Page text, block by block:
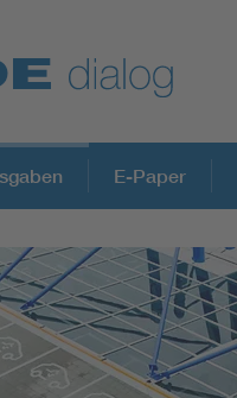
E-Paper